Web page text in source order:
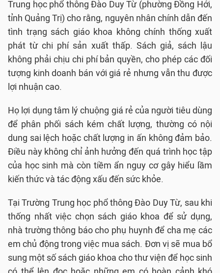
Trung học phổ thông Đào Duy Từ (phường Đồng Hới,
tỉnh Quảng Trị) cho rằng, nguyên nhân chính dẫn đến
tình trạng sách giáo khoa không chính thống xuất
phát từ chi phí sản xuất thấp. Sách giả, sách lậu
không phải chịu chi phí bản quyền, cho phép các đối
tượng kinh doanh bán với giá rẻ nhưng vẫn thu được
lợi nhuận cao.
Họ lợi dụng tâm lý chuộng giá rẻ của người tiêu dùng
để phân phối sách kém chất lượng, thường có nội
dung sai lệch hoặc chất lượng in ấn không đảm bảo.
Điều này không chỉ ảnh hưởng đến quá trình học tập
của học sinh mà còn tiềm ẩn nguy cơ gây hiểu lầm
kiến thức và tác động xấu đến sức khỏe.
Tại Trường Trung học phổ thông Đào Duy Từ, sau khi
thống nhất việc chọn sách giáo khoa để sử dụng,
nhà trường thông báo cho phụ huynh để cha mẹ các
em chủ động trong việc mua sách. Đơn vị sẽ mua bổ
sung một số sách giáo khoa cho thư viện để học sinh